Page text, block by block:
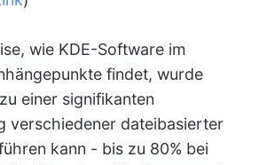
wie KDE-Software im
findet, wurde
einer signifikanten
verschiedener dateibasierter
kann - bis zu 80% bei